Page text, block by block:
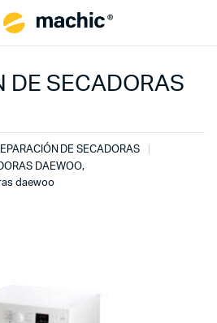
DE SECADORAS
DE SECADORAS
DAEWOO,
daewoo